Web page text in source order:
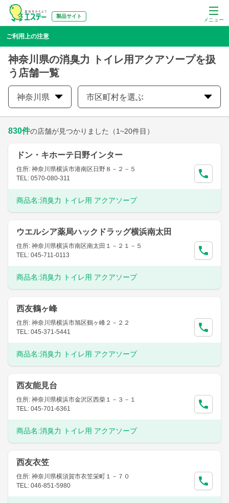
メニュー
製品サイト
ご利用上の注意
神奈川県の消臭力 トイレ用アクアソープを扱
う店舗一覧
神奈川県 市区町村を選ぶ
830件の店舗が見つかりました （1~20件目）
ドン・キホーテ日野インター
住所: 神奈川県横浜市港南区日野８－２－５
TEL: 0570-080-311
商品名:消臭力 トイレ用 アクアソープ
ウエルシア薬局ハックドラッグ横浜南太田
住所: 神奈川県横浜市南区南太田１－２１－５
TEL: 045-711-0113
商品名:消臭力 トイレ用 アクアソープ
西友鶴ヶ峰
住所: 神奈川県横浜市旭区鶴ヶ峰２－２２
TEL: 045-371-5441
商品名:消臭力 トイレ用 アクアソープ
西友能見台
住所: 神奈川県横浜市金沢区西柴１－３－１
TEL: 045-701-6361
商品名:消臭力 トイレ用 アクアソープ
西友衣笠
住所: 神奈川県横須賀市衣笠栄町１－７０
TEL: 046-851-5980